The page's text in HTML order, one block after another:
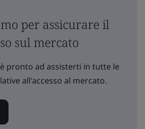
per assicurare il
sul mercato
pronto ad assisterti in tutte le
all'accesso al mercato.